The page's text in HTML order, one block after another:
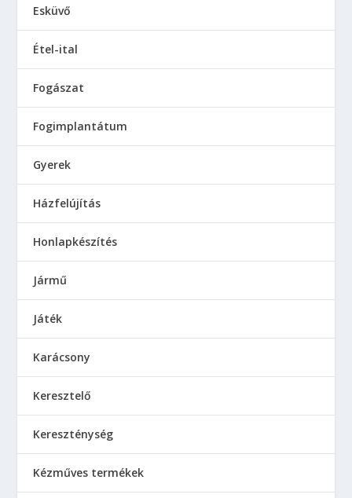
Esküvő
Étel-ital
Fogászat
Fogimplantátum
Gyerek
Házfelújítás
Honlapkészítés
Jármű
Játék
Karácsony
Keresztelő
Kereszténység
Kézműves termékek